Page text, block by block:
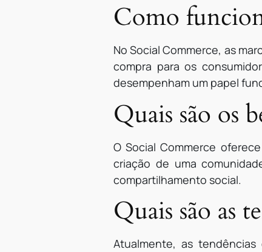
Como
No Social Commerce, as
compra para os
desempenham um papel
Quais são os
O Social Commerce
criação de uma
compartilhamento social.
Quais são as
Atualmente, as